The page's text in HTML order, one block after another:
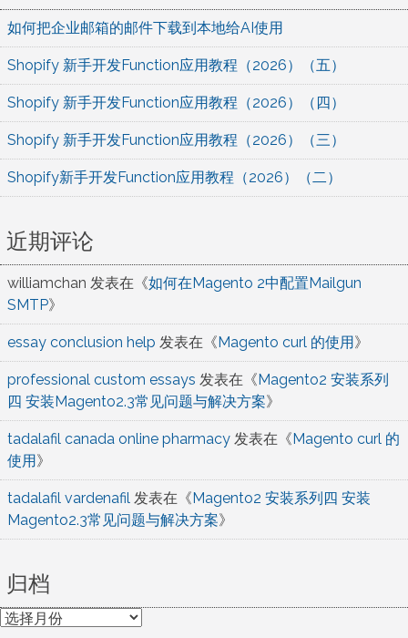
如何把企业邮箱的邮件下载到本地给AI使用
Shopify 新手开发Function应用教程（2026）（五）
Shopify 新手开发Function应用教程（2026）（四）
Shopify 新手开发Function应用教程（2026）（三）
Shopify新手开发Function应用教程（2026）（二）
近期评论
williamchan 发表在《如何在Magento 2中配置Mailgun
SMTP》
essay conclusion help 发表在《Magento curl 的使用》
professional custom essays 发表在《Magento2 安装系列
四 安装Magento2.3常见问题与解决方案》
tadalafil canada online pharmacy 发表在《Magento curl 的
使用》
tadalafil vardenafil 发表在《Magento2 安装系列四 安装
Magento2.3常见问题与解决方案》
归档
归